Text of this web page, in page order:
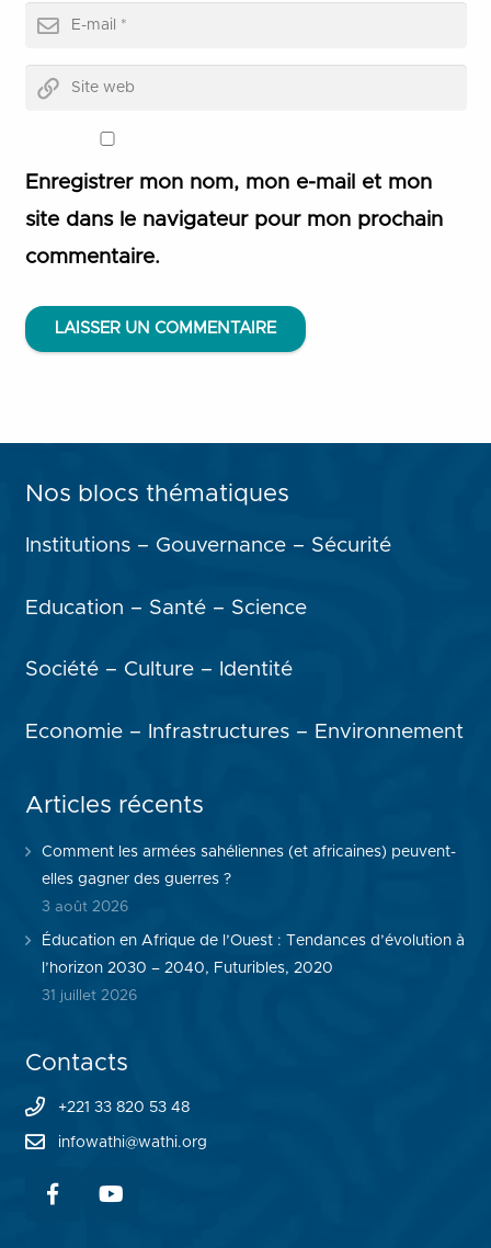
Enregistrer mon nom, mon e-mail et mon
site dans le navigateur pour mon prochain
commentaire.
LAISSER UN COMMENTAIRE
Nos blocs thématiques
Institutions – Gouvernance – Sécurité
Education – Santé – Science
Société – Culture – Identité
Economie – Infrastructures – Environnement
Articles récents
Comment les armées sahéliennes (et africaines) peuvent-
elles gagner des guerres ?
3 août 2026
Éducation en Afrique de l’Ouest : Tendances d’évolution à
l’horizon 2030 – 2040, Futuribles, 2020
31 juillet 2026
Contacts
+221 33 820 53 48
infowathi@wathi.org